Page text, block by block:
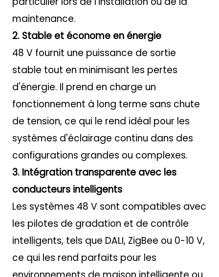
maintenance.
2. Stable et économe en énergie
48 V fournit une puissance de sortie
stable tout en minimisant les pertes
d'énergie. Il prend en charge un
fonctionnement à long terme sans chute
de tension, ce qui le rend idéal pour les
systèmes d'éclairage continu dans des
configurations grandes ou complexes.
3. Intégration transparente avec les
conducteurs intelligents
Les systèmes 48 V sont compatibles avec
les pilotes de gradation et de contrôle
intelligents, tels que DALI, ZigBee ou 0-10 V,
ce qui les rend parfaits pour les